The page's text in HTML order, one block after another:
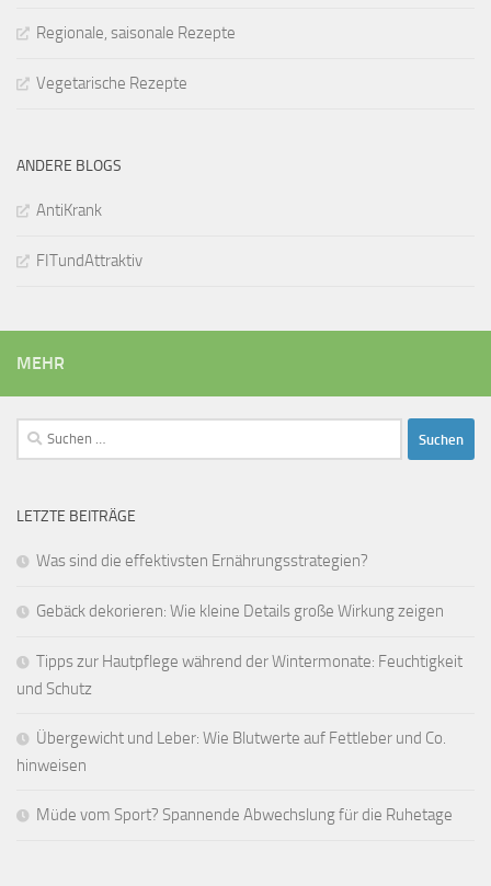
Regionale, saisonale Rezepte
Vegetarische Rezepte
ANDERE BLOGS
AntiKrank
FITundAttraktiv
MEHR
Suchen
nach:
LETZTE BEITRÄGE
Was sind die effektivsten Ernährungsstrategien?
Gebäck dekorieren: Wie kleine Details große Wirkung zeigen
Tipps zur Hautpflege während der Wintermonate: Feuchtigkeit
und Schutz
Übergewicht und Leber: Wie Blutwerte auf Fettleber und Co.
hinweisen
Müde vom Sport? Spannende Abwechslung für die Ruhetage